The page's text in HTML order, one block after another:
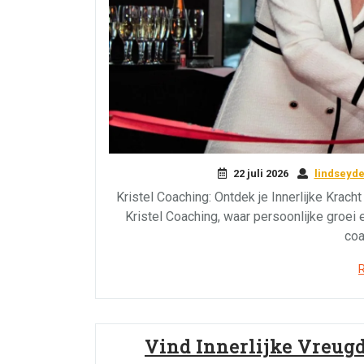
22 juli 2026
Kristel Coaching: Ontdek je Innerlijke
Kristel Coaching, waar persoonlijke groei
Vind Innerlijke